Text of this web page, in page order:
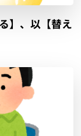
】、以【替え